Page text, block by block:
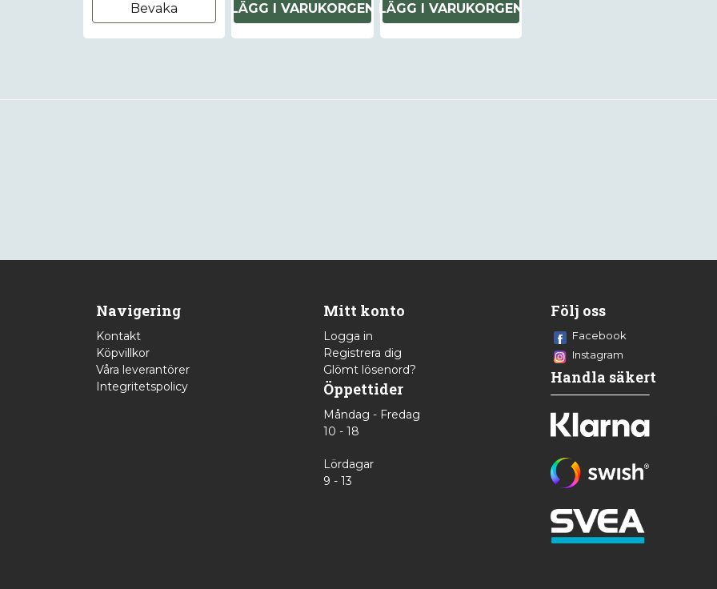
Bevaka LÄGG I VARUKORGEN LÄGG I VARUKORGEN
Navigering
Kontakt
Köpvillkor
Våra leverantörer
Integritetspolicy
Mitt konto
Logga in
Registrera dig
Glömt lösenord?
Öppettider
Måndag - Fredag
10 - 18
Lördagar
9 - 13
Följ oss
Facebook
Instagram
Handla säkert